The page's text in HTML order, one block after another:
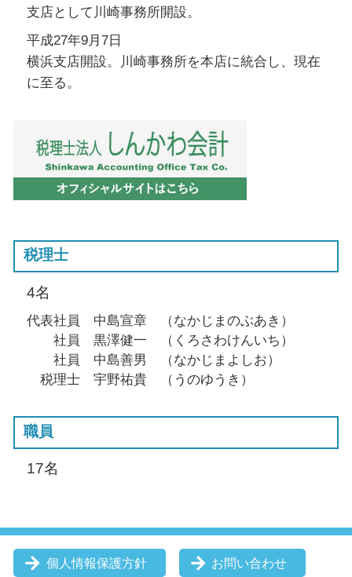
支店として川崎事務所開設。
平成27年9月7日
横浜支店開設。川崎事務所を本店に統合し、現在
に至る。
税理士
4名
代表社員 中島宣章 （なかじまのぶあき）
社員 黒澤健一 （くろさわけんいち）
社員 中島善男 （なかじまよしお）
税理士 宇野祐貴 （うのゆうき）
職員
17名
個人情報保護方針 お問い合わせ